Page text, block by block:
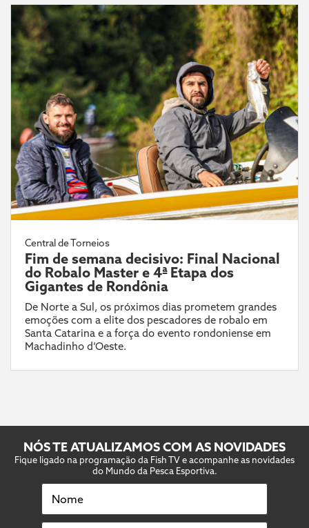
Central de Torneios
Fim de semana decisivo: Final Nacional
do Robalo Master e 4ª Etapa dos
Gigantes de Rondônia
De Norte a Sul, os próximos dias prometem grandes
emoções com a elite dos pescadores de robalo em
Santa Catarina e a força do evento rondoniense em
Machadinho d’Oeste.
NÓS TE ATUALIZAMOS COM AS NOVIDADES
Fique ligado na programação da Fish TV e acompanhe as novidades
do Mundo da Pesca Esportiva.
Nome